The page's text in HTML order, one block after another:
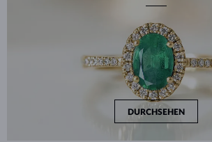
DURCHSEHEN